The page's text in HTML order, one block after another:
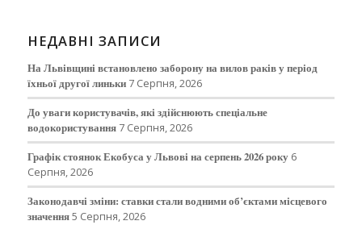
НЕДАВНІ ЗАПИСИ
На Львівщині встановлено заборону на вилов раків у період
їхньої другої линьки 7 Серпня, 2026
До уваги користувачів, які здійснюють спеціальне
водокористування 7 Серпня, 2026
Графік стоянок Екобуса у Львові на серпень 2026 року 6
Серпня, 2026
Законодавчі зміни: ставки стали водними об’єктами місцевого
значення5 Серпня, 2026